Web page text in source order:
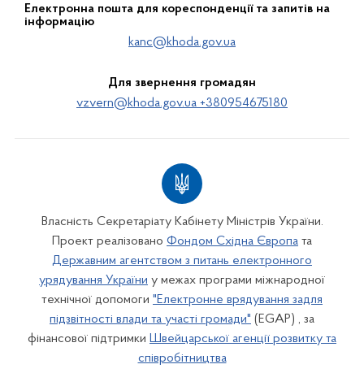
Електронна пошта для кореспонденції та запитів на
інформацію
kanc@khoda.gov.ua
Для звернення громадян
vzvern@khoda.gov.ua +380954675180
Власність Секретаріату Кабінету Міністрів України.
Проект реалізовано Фондом Східна Європа та
Державним агентством з питань електронного
урядування України у межах програми міжнародної
технічної допомоги "Електронне врядування задля
підзвітності влади та участі громади" (EGAP) , за
фінансової підтримки Швейцарської агенції розвитку та
співробітництва